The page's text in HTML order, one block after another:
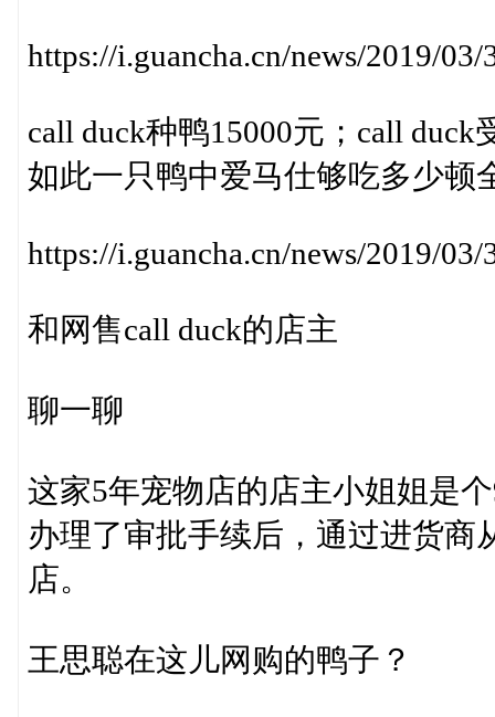
https://i.guancha.cn/news/2019/
call duck种鸭15000元；call
如此一只鸭中爱马仕够吃多少顿
https://i.guancha.cn/news/2019/
和网售call duck的店主
聊一聊
这家5年宠物店的店主小姐姐是
办理了审批手续后，通过进货商
店。
王思聪在这儿网购的鸭子？